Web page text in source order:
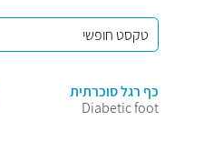
כף רגל סוכרתית
Diabetic foot